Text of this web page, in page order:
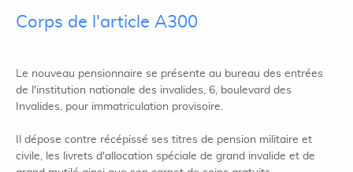
Corps de l'article A300
Le nouveau pensionnaire se présente au bureau des entrées
de l'institution nationale des invalides, 6, boulevard des
Invalides, pour immatriculation provisoire.
Il dépose contre récépissé ses titres de pension militaire et
civile, les livrets d'allocation spéciale de grand invalide et de